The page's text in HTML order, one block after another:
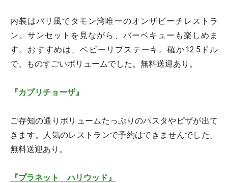
内装はバリ風でタモン湾唯一のオンザビーチレストラ
ン。サンセットを見ながら、バーベキューも楽しめま
す。おすすめは、ベビーリブステーキ。確か12.5ドル
で、ものすごいボリュームでした。無料送迎あり。
『カプリチョーザ』
ご存知の通りボリュームたっぷりのパスタやピザが出て
きます。人気のレストランで予約はできませんでした。
無料送迎あり。
『プラネット ハリウッド』